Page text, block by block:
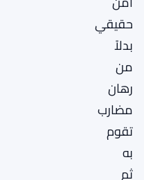
حقيقي
بدلاً
من
رهان
مضارب
تقوم
به
ثم